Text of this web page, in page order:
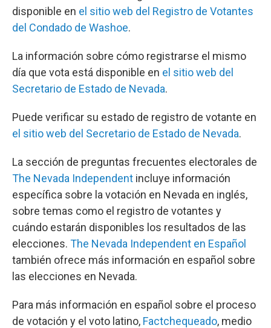
disponible en el sitio web del Registro de Votantes
del Condado de Washoe.
La información sobre cómo registrarse el mismo
día que vota está disponible en el sitio web del
Secretario de Estado de Nevada.
Puede verificar su estado de registro de votante en
el sitio web del Secretario de Estado de Nevada.
La sección de preguntas frecuentes electorales de
The Nevada Independent incluye información
específica sobre la votación en Nevada en inglés,
sobre temas como el registro de votantes y
cuándo estarán disponibles los resultados de las
elecciones. The Nevada Independent en Español
también ofrece más información en español sobre
las elecciones en Nevada.
Para más información en español sobre el proceso
de votación y el voto latino, Factchequeado, medio